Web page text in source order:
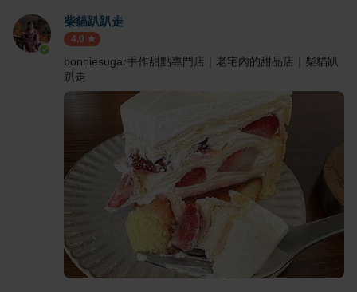
柴貓趴趴走
4.0
bonniesugar手作甜點專門店｜老宅內的甜品店｜柴貓趴
趴走